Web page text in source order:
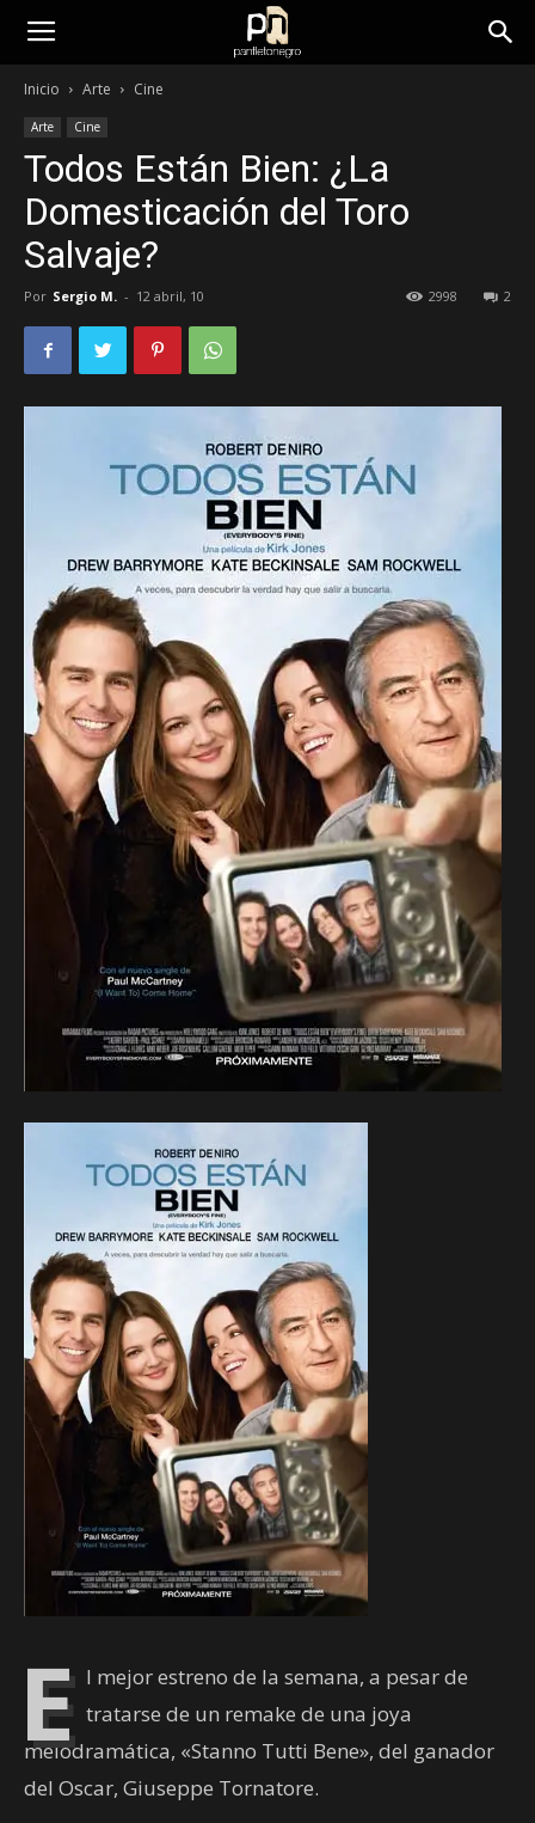
panfletonegro
Inicio Arte Cine
Arte Cine
Todos Están Bien: ¿La
Domesticación del Toro
Salvaje?
Por Sergio M. - 12 abril, 10 2
2998
E l mejor estreno de la semana, a pesar de
tratarse de un remake de una joya
melodramática, «Stanno Tutti Bene», del ganador
del Oscar, Giuseppe Tornatore.